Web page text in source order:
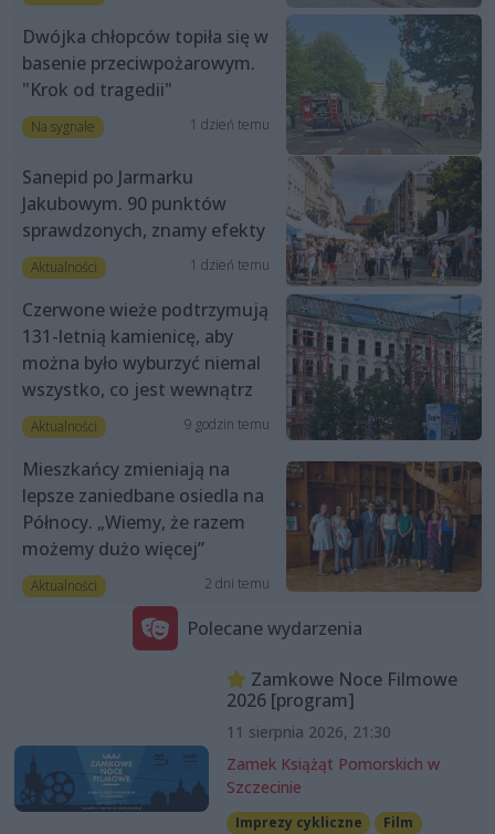
Dwójka chłopców topiła się w
basenie przeciwpożarowym.
"Krok od tragedii"
Na sygnale 1 dzień temu
Sanepid po Jarmarku
Jakubowym. 90 punktów
sprawdzonych, znamy efekty
Aktualności 1 dzień temu
Czerwone wieże podtrzymują
131-letnią kamienicę, aby
można było wyburzyć niemal
wszystko, co jest wewnątrz
Aktualności 9 godzin temu
Mieszkańcy zmieniają na
lepsze zaniedbane osiedla na
Północy. „Wiemy, że razem
możemy dużo więcej”
Aktualności 2 dni temu
Polecane wydarzenia
Zamkowe Noce Filmowe
2026 [program]
11 sierpnia 2026, 21:30
Zamek Książąt Pomorskich w
Szczecinie
Imprezy cykliczne
Film